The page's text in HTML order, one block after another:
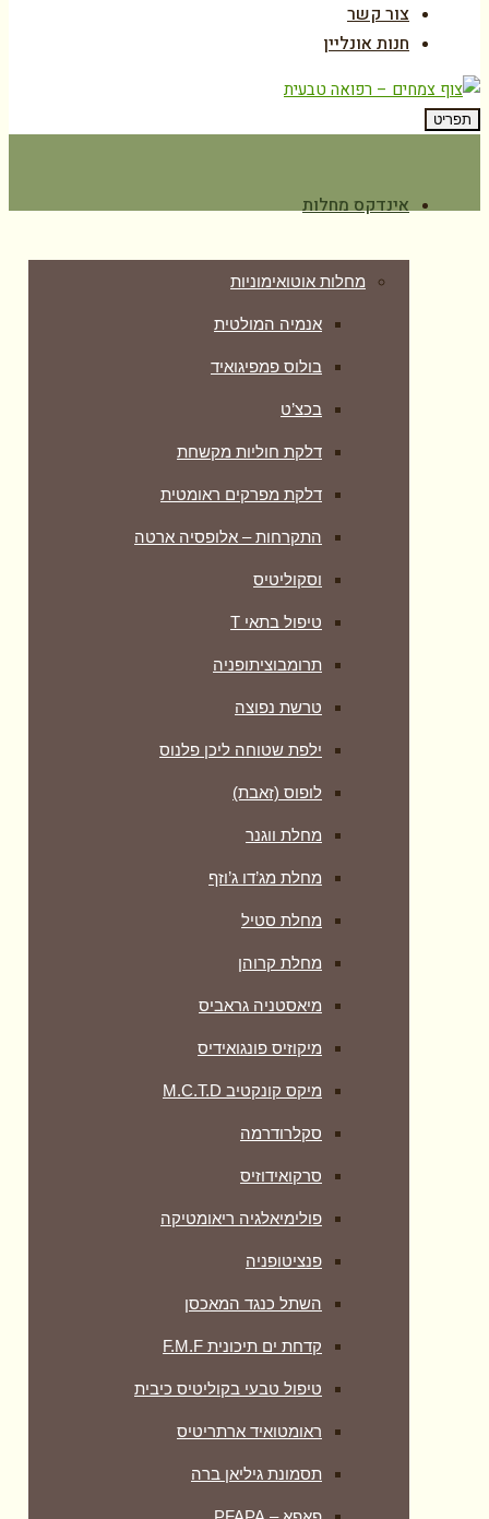
צור קשר
חנות אונליין
תפריט
אינדקס מחלות
מחלות אוטואימוניות
אנמיה המולטית
בולוס פמפיגואיד
בכצ’ט
דלקת חוליות מקשחת
דלקת מפרקים ראומטית
התקרחות – אלופסיה ארטה
וסקוליטיס
טיפול בתאי T
תרומבוציתופניה
טרשת נפוצה
ילפת שטוחה ליכן פלנוס
לופוס (זאבת)
מחלת ווגנר
מחלת מג’דו ג’וזף
מחלת סטיל
מחלת קרוהן
מיאסטניה גראביס
מיקוזיס פונגואידיס
מיקס קונקטיב M.C.T.D
סקלרודרמה
סרקואידוזיס
פולימיאלגיה ריאומטיקה
‏פנציטופניה
השתל כנגד המאכסן
קדחת ים תיכונית F.M.F
טיפול טבעי בקוליטיס כיבית
ראומטואיד ארתריטיס
תסמונת גיליאן ברה